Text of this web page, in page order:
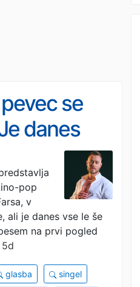
se
danes
vlog?
pop
v
ali je danes vse le še
na prvi pogled
5d
glasba singel